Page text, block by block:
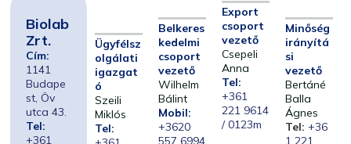
Biolab
Zrt.
Cím:
1141
Budape
st, Öv
utca 43.
Tel:
+361
Ügyfélsz
olgálati
igazgat
ó
Szeili
Miklós
Tel:
Belkeres
kedelmi
csoport
vezető
Wilhelm
Bálint
Mobil:
+3620
557 6994
Export
csoport
vezető
Csepeli
Anna
Tel:
+361
221 9614
/ 0123m
Minőség
irányítá
si
vezető
Bertáné
Balla
Ágnes
Tel: +36
1 221